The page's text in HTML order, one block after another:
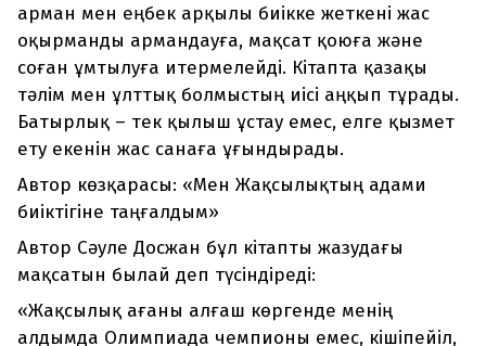
арман мен еңбек арқылы биікке жеткені жас
оқырманды армандауға, мақсат қоюға және
соған ұмтылуға итермелейді. Кітапта қазақы
тәлім мен ұлттық болмыстың иісі аңқып тұрады.
Батырлық – тек қылыш ұстау емес, елге қызмет
ету екенін жас санаға ұғындырады.
Автор көзқарасы: «Мен Жақсылықтың адами
биіктігіне таңғалдым»
Автор Сәуле Досжан бұл кітапты жазудағы
мақсатын былай деп түсіндіреді:
«Жақсылық ағаны алғаш көргенде менің
алдымда Олимпиада чемпионы емес, кішіпейіл,